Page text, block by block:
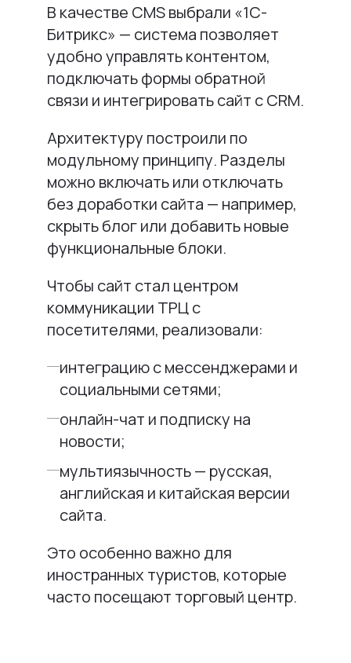
В качестве CMS выбрали «1С-
Битрикс» — система позволяет
удобно управлять контентом,
подключать формы обратной
связи и интегрировать сайт с CRM.
Архитектуру построили по
модульному принципу. Разделы
можно включать или отключать
без доработки сайта — например,
скрыть блог или добавить новые
функциональные блоки.
Чтобы сайт стал центром
коммуникации ТРЦ с
посетителями, реализовали:
интеграцию с мессенджерами и
социальными сетями;
онлайн-чат и подписку на
новости;
мультиязычность — русская,
английская и китайская версии
сайта.
Это особенно важно для
иностранных туристов, которые
часто посещают торговый центр.